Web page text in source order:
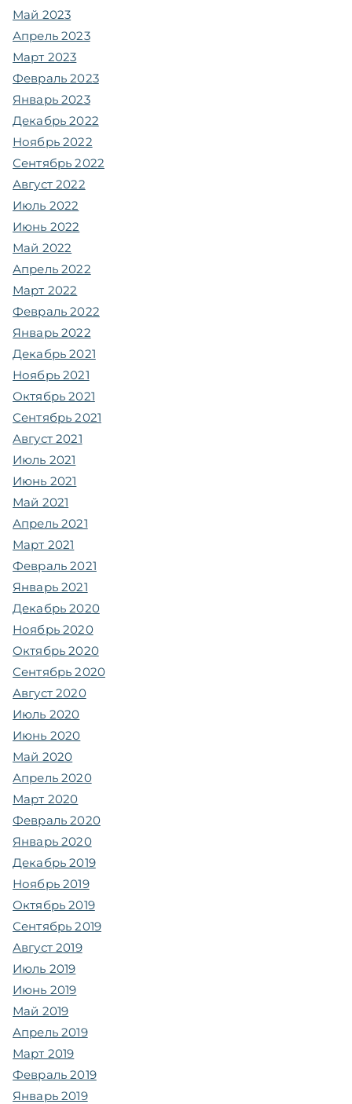
Май 2023
Апрель 2023
Март 2023
Февраль 2023
Январь 2023
Декабрь 2022
Ноябрь 2022
Сентябрь 2022
Август 2022
Июль 2022
Июнь 2022
Май 2022
Апрель 2022
Март 2022
Февраль 2022
Январь 2022
Декабрь 2021
Ноябрь 2021
Октябрь 2021
Сентябрь 2021
Август 2021
Июль 2021
Июнь 2021
Май 2021
Апрель 2021
Март 2021
Февраль 2021
Январь 2021
Декабрь 2020
Ноябрь 2020
Октябрь 2020
Сентябрь 2020
Август 2020
Июль 2020
Июнь 2020
Май 2020
Апрель 2020
Март 2020
Февраль 2020
Январь 2020
Декабрь 2019
Ноябрь 2019
Октябрь 2019
Сентябрь 2019
Август 2019
Июль 2019
Июнь 2019
Май 2019
Апрель 2019
Март 2019
Февраль 2019
Январь 2019